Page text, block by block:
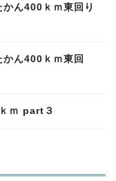
ん400ｋｍ東回り
かん400ｋｍ東回
ｍ part３